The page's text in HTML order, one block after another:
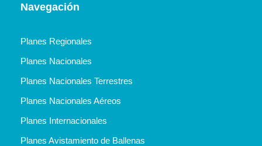
Navegación
Planes Regionales
Planes Nacionales
Planes Nacionales Terrestres
Planes Nacionales Aéreos
Planes Internacionales
Planes Avistamiento de Ballenas